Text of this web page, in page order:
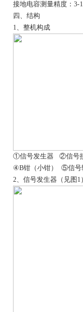
接地电容测量精度：3-
四、结构
1、整机构成
①信号发生器 ②信号
④B钳（小钳） ⑤信
2、信号发生器（见图1